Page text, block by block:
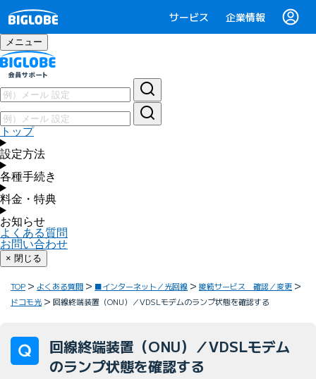
サービス 企業情報
メニュー
トップ
設定方法
各種手続き
料金・特典
お知らせ
よくある質問
お問い合わせ
× 閉じる
TOP よくある質問 ■インターネット／光回線
接続サービス 確認／変更
ドコモ光
回線終端装置（ONU）／VDSLモデムのランプ状態を確認する
回線終端装置（ONU）／VDSLモデム
のランプ状態を確認する